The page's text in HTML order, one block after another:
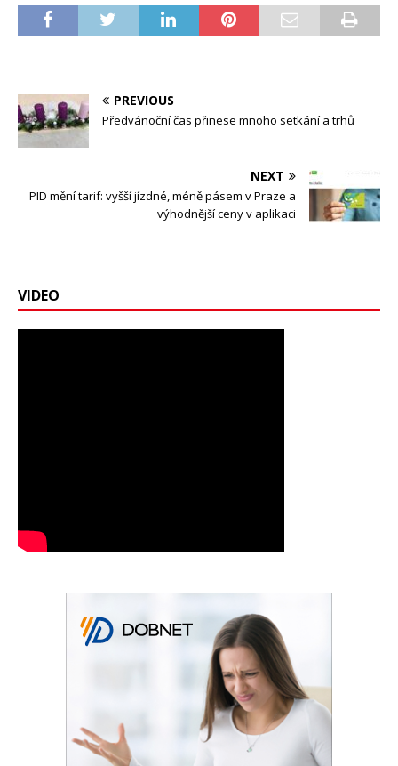
PREVIOUS
Předvánoční čas přinese mnoho setkání a trhů
NEXT
PID mění tarif: vyšší jízdné, méně pásem v Praze a
výhodnější ceny v aplikaci
VIDEO